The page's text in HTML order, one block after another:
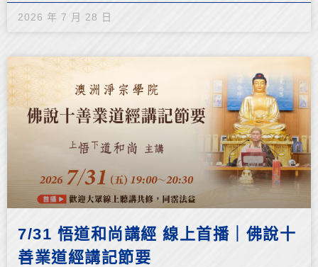
2026 年 7 月 28 日
7/31 悟道和尚講經 線上首播｜佛說十
善業道經講記節要